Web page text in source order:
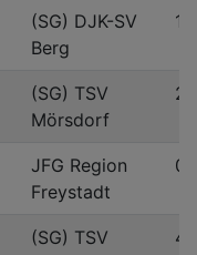
(SG) DJK-SV
Berg
1:4
(SG) TSV
Mörsdorf
JFG Region
Freystadt
(SG) TSV